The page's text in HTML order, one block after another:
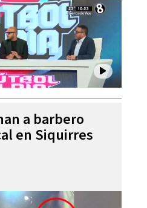
a barbero
en Siquirres